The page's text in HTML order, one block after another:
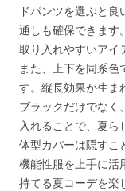
ドパンツを選ぶと
通しも確保できます
取り入れやすいアイ
また、上下を同系
す。縦長効果が生ま
ブラックだけでなく
入れることで、夏ら
体型カバーは隠すこ
機能性服を上手に活
持てる夏コーデを楽